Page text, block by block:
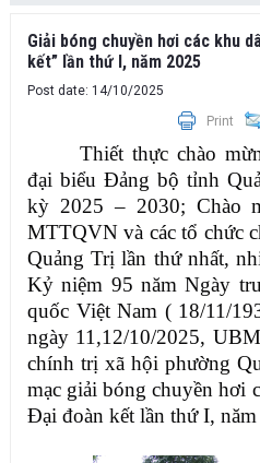
Giải bóng chuyền hơi các khu
kết” lần thứ I, năm 2025
Post date: 14/10/2025
Print
Thiết thực chào
đại biểu Đảng bộ tỉnh
kỳ 2025 – 2030; Chào
MTTQVN và các tổ chức
Quảng Trị lần thứ nhất,
Kỷ niệm 95 năm Ngày
quốc Việt Nam ( 18/11/
ngày 11,12/10/2025,
chính trị xã hội phường
mạc giải bóng chuyền hơi
Đại đoàn kết lần thứ I,